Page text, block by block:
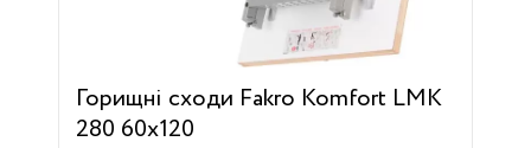
Горищні сходи Fakro Komfort LMK
280 60х120